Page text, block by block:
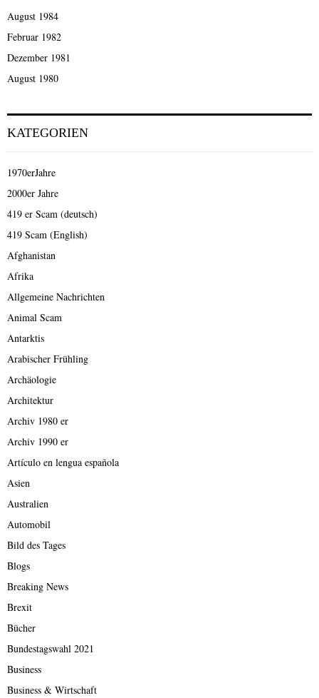
August 1984
Februar 1982
Dezember 1981
August 1980
KATEGORIEN
1970erJahre
2000er Jahre
419 er Scam (deutsch)
419 Scam (English)
Afghanistan
Afrika
Allgemeine Nachrichten
Animal Scam
Antarktis
Arabischer Frühling
Archäologie
Architektur
Archiv 1980 er
Archiv 1990 er
Artículo en lengua española
Asien
Australien
Automobil
Bild des Tages
Blogs
Breaking News
Brexit
Bücher
Bundestagswahl 2021
Business
Business & Wirtschaft